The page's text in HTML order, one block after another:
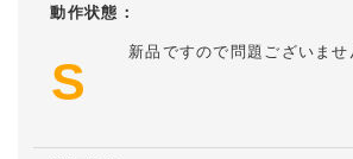
動作状態：
S
新品ですので問題ございませ